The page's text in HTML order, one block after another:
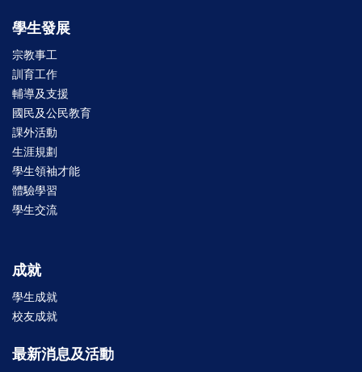
學生發展
宗教事工
訓育工作
輔導及支援
國民及公民教育
課外活動
生涯規劃
學生領袖才能
體驗學習
學生交流
成就
學生成就
校友成就
最新消息及活動